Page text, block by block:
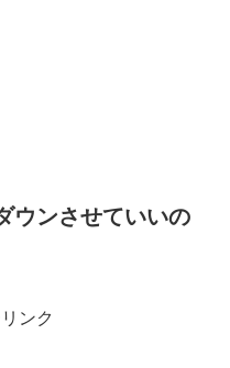
ウンさせていいの
ンク